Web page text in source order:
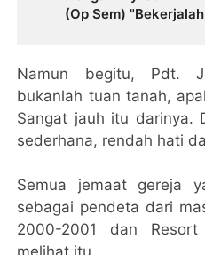
(Op Sem)
Namun begitu, Pdt.
bukanlah tuan tanah,
Sangat jauh itu darinya.
sederhana, rendah hati
Semua jemaat gereja
sebagai pendeta dari
2000-2001 dan
melihat itu.